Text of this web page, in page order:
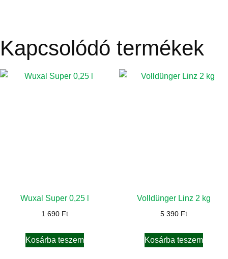
Kapcsolódó termékek
Wuxal Super 0,25 l
1 690 Ft
Kosárba teszem
Volldünger Linz 2 kg
5 390 Ft
Kosárba teszem